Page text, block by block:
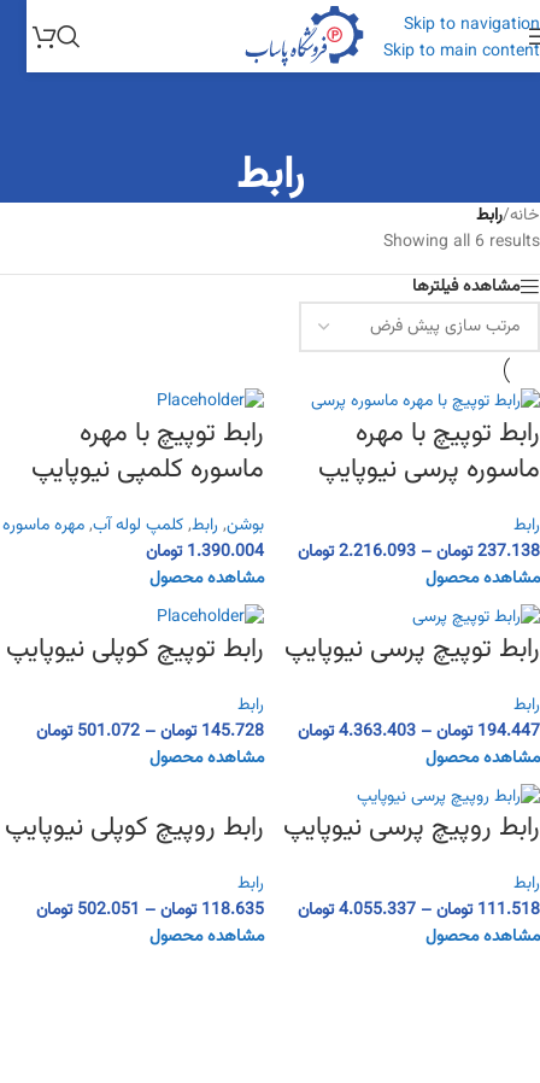
Skip to navigation
Skip to main content
رابط
خانه/رابط
Showing all 6 results
مشاهده فیلترها
رابط توپیچ با مهره
ماسوره پرسی نیوپایپ
رابط
237.138تومان–
2.216.093تومان
مشاهده محصول
رابط توپیچ با مهره
ماسوره کلمپی نیوپایپ
بوشن, رابط,کلمپ لوله آب,مهره ماسوره
1.390.004 تومان
مشاهده محصول
رابط توپیچ پرسی نیوپایپ
رابط
194.447 تومان–
4.363.403تومان
مشاهده محصول
رابط توپیچ کوپلی نیوپایپ
رابط
145.728 تومان–
501.072 تومان
مشاهده محصول
رابط روپیچ پرسی نیوپایپ
رابط
111.518 تومان–
4.055.337تومان
مشاهده محصول
رابط روپیچ کوپلی نیوپایپ
رابط
118.635 تومان–
502.051 تومان
مشاهده محصول